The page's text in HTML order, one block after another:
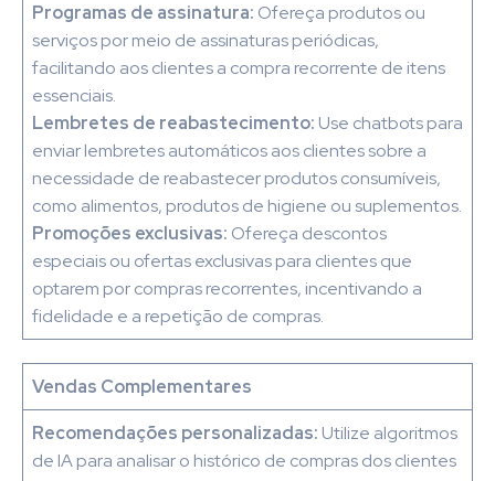
Programas de assinatura: Ofereça produtos ou
serviços por meio de assinaturas periódicas,
facilitando aos clientes a compra recorrente de itens
essenciais.
Lembretes de reabastecimento: Use chatbots para
enviar lembretes automáticos aos clientes sobre a
necessidade de reabastecer produtos consumíveis,
como alimentos, produtos de higiene ou suplementos.
Promoções exclusivas: Ofereça descontos
especiais ou ofertas exclusivas para clientes que
optarem por compras recorrentes, incentivando a
fidelidade e a repetição de compras.
Vendas Complementares
Recomendações personalizadas: Utilize algoritmos
de IA para analisar o histórico de compras dos clientes